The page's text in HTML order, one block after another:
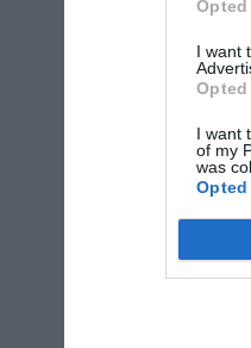
Opted
I want
Opted
I want
of my
was